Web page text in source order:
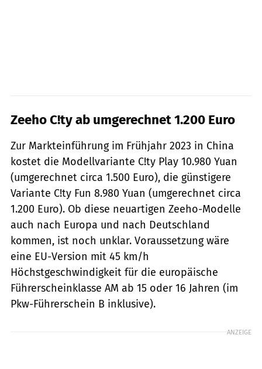
Zeeho C!ty ab umgerechnet 1.200 Euro
Zur Markteinführung im Frühjahr 2023 in China
kostet die Modellvariante C!ty Play 10.980 Yuan
(umgerechnet circa 1.500 Euro), die günstigere
Variante C!ty Fun 8.980 Yuan (umgerechnet circa
1.200 Euro). Ob diese neuartigen Zeeho-Modelle
auch nach Europa und nach Deutschland
kommen, ist noch unklar. Voraussetzung wäre
eine EU-Version mit 45 km/h
Höchstgeschwindigkeit für die europäische
Führerscheinklasse AM ab 15 oder 16 Jahren (im
Pkw-Führerschein B inklusive).
ANZEIGE